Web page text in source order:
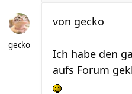
gecko
von gecko
Ich habe den
aufs Forum